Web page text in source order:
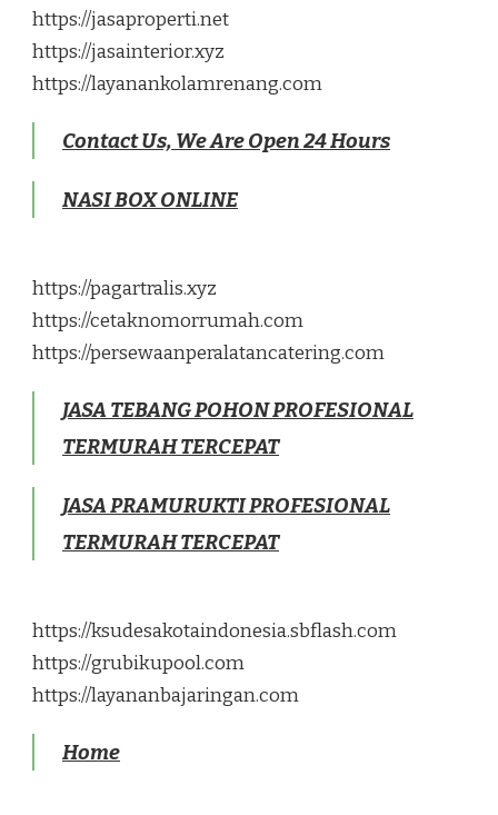
https://jasaproperti.net
https://jasainterior.xyz
https://layanankolamrenang.com
Contact Us, We Are Open 24 Hours
NASI BOX ONLINE
https://pagartralis.xyz
https://cetaknomorrumah.com
https://persewaanperalatancatering.com
JASA TEBANG POHON PROFESIONAL
TERMURAH TERCEPAT
JASA PRAMURUKTI PROFESIONAL
TERMURAH TERCEPAT
https://ksudesakotaindonesia.sbflash.com
https://grubikupool.com
https://layananbajaringan.com
Home